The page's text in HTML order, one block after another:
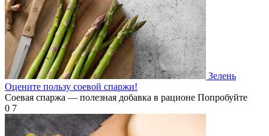
Зелень
Оцените пользу соевой спаржи!
Соевая спаржа — полезная добавка в рационе Попробуйте
0 7